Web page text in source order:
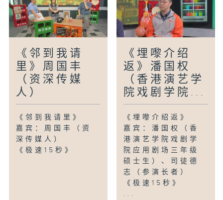
《邻到我请
里》周国丰
（资深传媒
人）
《邻到我请里》
嘉宾：周国丰（资
深传媒人）
《极速15秒》
《埋嚟介绍
返》潘国权
（香港演艺学
院戏剧学院...
《埋嚟介绍返》
嘉宾：潘国权（香
港演艺学院戏剧学
院应用剧场三年级
硕士生）、司徒德
志（参演长者）
《极速15秒》
...